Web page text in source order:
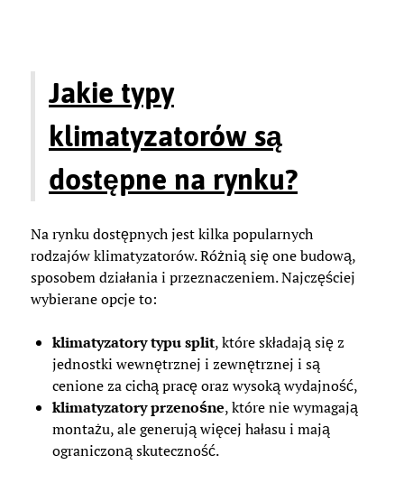
Jakie typy
klimatyzatorów są
dostępne na rynku?
Na rynku dostępnych jest kilka popularnych
rodzajów klimatyzatorów. Różnią się one budową,
sposobem działania i przeznaczeniem. Najczęściej
wybierane opcje to:
klimatyzatory typu split, które składają się z
jednostki wewnętrznej i zewnętrznej i są
cenione za cichą pracę oraz wysoką wydajność,
klimatyzatory przenośne, które nie wymagają
montażu, ale generują więcej hałasu i mają
ograniczoną skuteczność.